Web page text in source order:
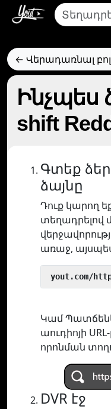
← Վերադառնալ
Ինչպես
shift
Գտեք
ձայնը
Դուք կարող
տեղադրելով
առաջ,
yout.com/
Կամ
աուդիոյի
որոնման
DVR էջ